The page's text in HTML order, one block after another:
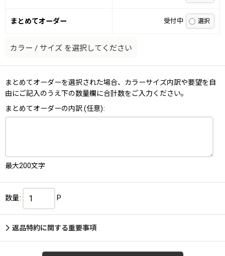
まとめてオーダー 受付中
カラー / サイズ を選択してください
まとめてオーダーを選択された場合、カラーサイズ内訳や要望を自
由にご記入のうえ下の数量欄に合計数をご入力ください。
まとめてオーダーの内訳 (任意):
最大200文字
数量: P
返品特約に関する重要事項